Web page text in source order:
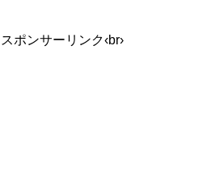
スポンサーリンク‹br›